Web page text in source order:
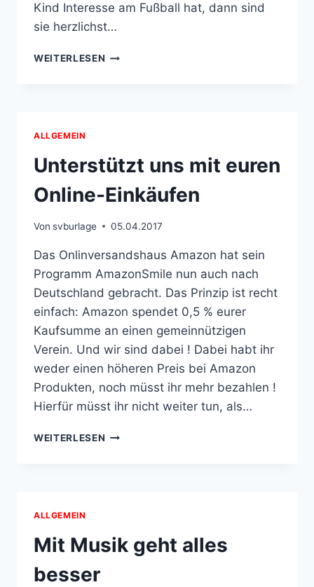
Kind Interesse am Fußball hat, dann sind
sie herzlichst…
WEITERLESEN VERÄNDERTE
ALLGEMEIN
Unterstützt uns mit euren
Online-Einkäufen
Von svburlage 05.04.2017
Das Onlinversandshaus Amazon hat sein
Programm AmazonSmile nun auch nach
Deutschland gebracht. Das Prinzip ist recht
einfach: Amazon spendet 0,5 % eurer
Kaufsumme an einen gemeinnützigen
Verein. Und wir sind dabei ! Dabei habt ihr
weder einen höheren Preis bei Amazon
Produkten, noch müsst ihr mehr bezahlen !
Hierfür müsst ihr nicht weiter tun, als…
WEITERLESEN UNTERSTÜTZT
ALLGEMEIN
Mit Musik geht alles
besser